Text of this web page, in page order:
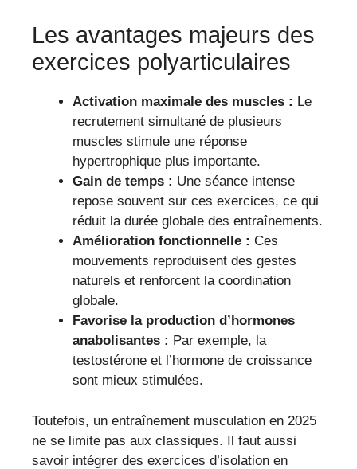
Les avantages majeurs des
exercices polyarticulaires
Activation maximale des muscles : Le
recrutement simultané de plusieurs
muscles stimule une réponse
hypertrophique plus importante.
Gain de temps : Une séance intense
repose souvent sur ces exercices, ce qui
réduit la durée globale des entraînements.
Amélioration fonctionnelle : Ces
mouvements reproduisent des gestes
naturels et renforcent la coordination
globale.
Favorise la production d’hormones
anabolisantes : Par exemple, la
testostérone et l’hormone de croissance
sont mieux stimulées.
Toutefois, un entraînement musculation en 2025
ne se limite pas aux classiques. Il faut aussi
savoir intégrer des exercices d’isolation en